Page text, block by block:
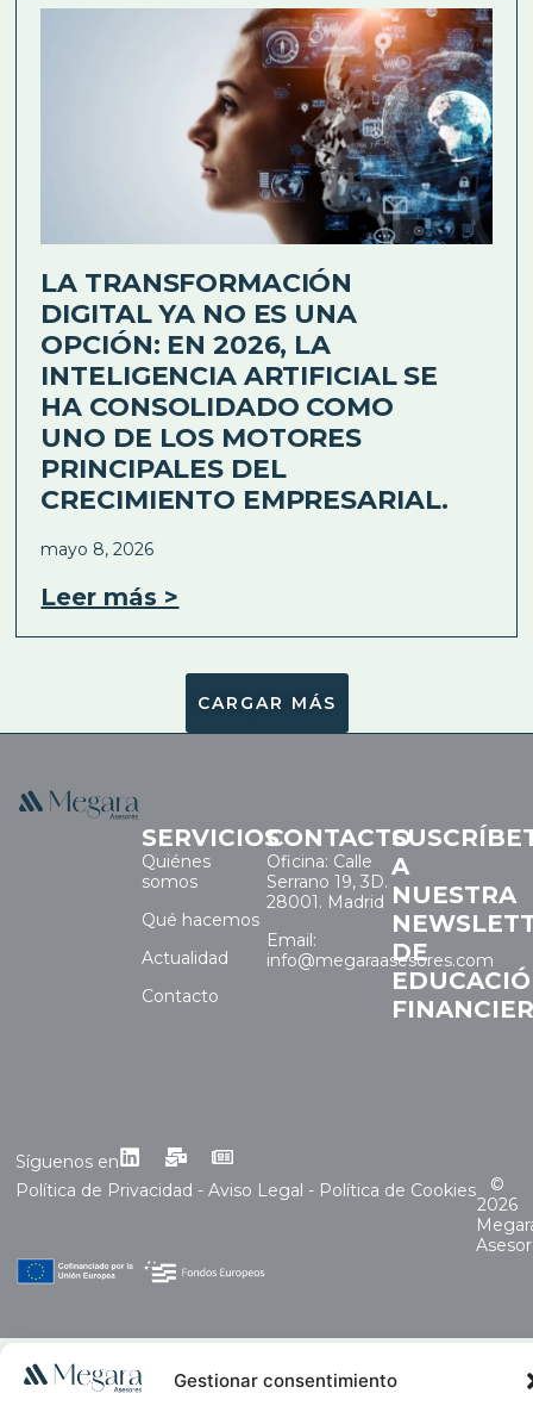
Gestionar consentimiento
LA TRANSFORMACIÓN
DIGITAL YA NO ES UNA
OPCIÓN: EN 2026, LA
INTELIGENCIA ARTIFICIAL SE
HA CONSOLIDADO COMO
UNO DE LOS MOTORES
PRINCIPALES DEL
CRECIMIENTO EMPRESARIAL.
mayo 8, 2026
Leer más >
CARGAR MÁS
SERVICIOS
Quiénes
somos
Qué hacemos
Actualidad
Contacto
CONTACTO
Oficina: Calle
Serrano 19, 3D.
28001. Madrid
Email:
info@megaraasesores.com
A
NUESTRA
DE
Síguenos en
Política de Privacidad -Aviso Legal - Política de Cookies
©
2026